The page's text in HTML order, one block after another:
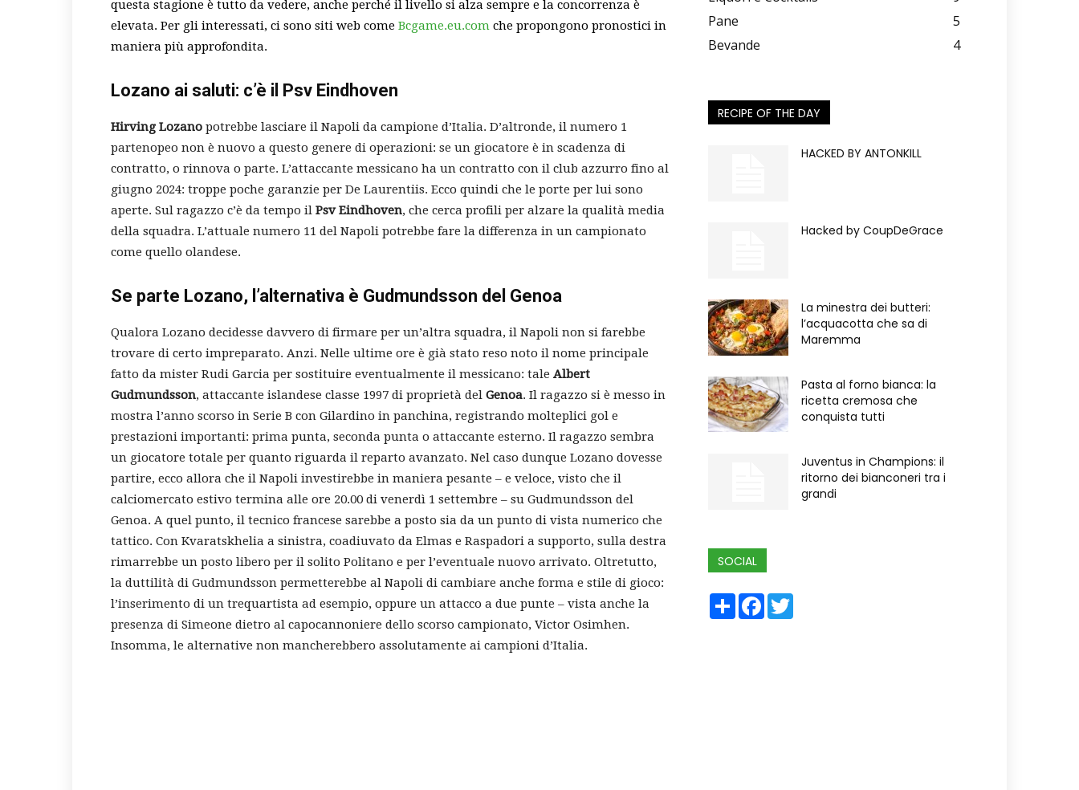
–
Team_CC
ROLL
questa stagione è tutto da vedere, anche perché il livello si alza sempre e la concorrenza è
elevata. Per gli interessati, ci sono siti web come Bcgame.eu.com che propongono pronostici in
maniera più approfondita.
Lozano ai saluti: c’è il Psv Eindhoven
Hirving Lozano potrebbe lasciare il Napoli da campione d’Italia. D’altronde, il numero 1
partenopeo non è nuovo a questo genere di operazioni: se un giocatore è in scadenza di
contratto, o rinnova o parte. L’attaccante messicano ha un contratto con il club azzurro fino al
giugno 2024: troppe poche garanzie per De Laurentiis. Ecco quindi che le porte per lui sono
aperte. Sul ragazzo c’è da tempo il Psv Eindhoven, che cerca profili per alzare la qualità media
della squadra. L’attuale numero 11 del Napoli potrebbe fare la differenza in un campionato
come quello olandese.
Se parte Lozano, l’alternativa è Gudmundsson del Genoa
Qualora Lozano decidesse davvero di firmare per un’altra squadra, il Napoli non si farebbe
trovare di certo impreparato. Anzi. Nelle ultime ore è già stato reso noto il nome principale
fatto da mister Rudi Garcia per sostituire eventualmente il messicano: tale Albert
Gudmundsson, attaccante islandese classe 1997 di proprietà del Genoa. Il ragazzo si è messo in
mostra l’anno scorso in Serie B con Gilardino in panchina, registrando molteplici gol e
prestazioni importanti: prima punta, seconda punta o attaccante esterno. Il ragazzo sembra
un giocatore totale per quanto riguarda il reparto avanzato. Nel caso dunque Lozano dovesse
partire, ecco allora che il Napoli investirebbe in maniera pesante – e veloce, visto che il
calciomercato estivo termina alle ore 20.00 di venerdì 1 settembre – su Gudmundsson del
Genoa. A quel punto, il tecnico francese sarebbe a posto sia da un punto di vista numerico che
tattico. Con Kvaratskhelia a sinistra, coadiuvato da Elmas e Raspadori a supporto, sulla destra
rimarrebbe un posto libero per il solito Politano e per l’eventuale nuovo arrivato. Oltretutto,
la duttilità di Gudmundsson permetterebbe al Napoli di cambiare anche forma e stile di gioco:
l’inserimento di un trequartista ad esempio, oppure un attacco a due punte – vista anche la
presenza di Simeone dietro al capocannoniere dello scorso campionato, Victor Osimhen.
Insomma, le alternative non mancherebbero assolutamente ai campioni d’Italia.
Pane
5
Bevande
4
RECIPE OF THE DAY
HACKED BY ANTONKILL
Hacked by CoupDeGrace
La minestra dei butteri:
l’acquacotta che sa di
Maremma
Pasta al forno bianca: la
ricetta cremosa che
conquista tutti
Juventus in Champions: il
ritorno dei bianconeri tra i
grandi
SOCIAL
ShareFacebook